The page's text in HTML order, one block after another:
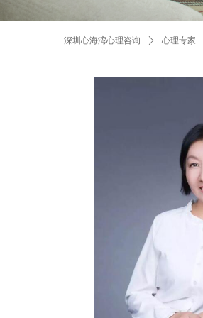
深圳心海湾心理咨询 ꄲ 心理专家